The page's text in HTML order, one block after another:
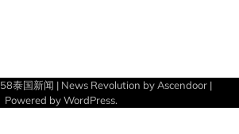
58泰国新闻 | News Revolution byAscendoor|
Powered byWordPress.